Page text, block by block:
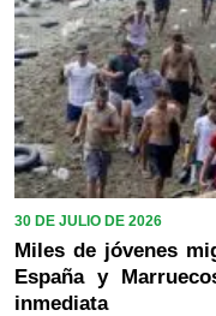
30 DE JULIO DE 2026
Miles de jóvenes
España y
inmediata